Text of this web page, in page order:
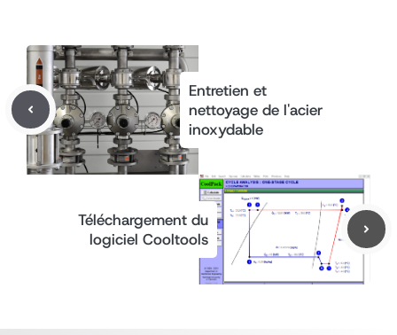
Entretien et
nettoyage de l'acier
inoxydable
Téléchargement du
logiciel Cooltools